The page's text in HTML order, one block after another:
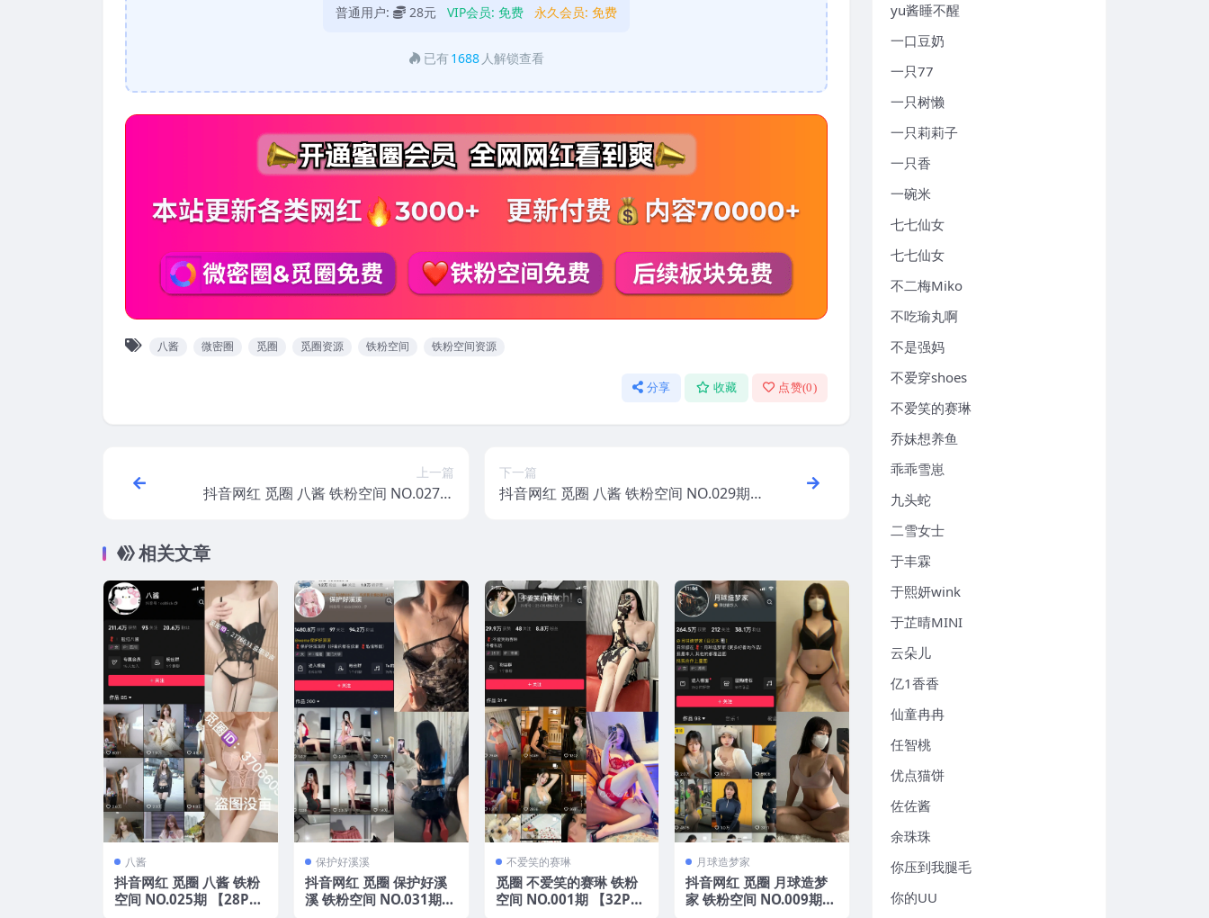
普通用户: 28元 VIP会员: 免费 永久会员: 免费
已有 1688 人解锁查看
八酱 微密圈 觅圈 觅圈资源 铁粉空间 铁粉空间资源
分享 收藏 点赞(0)
上一篇
抖音网红 觅圈 八酱 铁粉空间 NO.027期
下一篇
抖音网红 觅圈 八酱 铁粉空间 NO.029期
相关文章
八酱
抖音网红 觅圈 八酱 铁粉
空间 NO.025期 【28P19
保护好溪溪
抖音网红 觅圈 保护好溪
溪 铁粉空间 NO.031期
不爱笑的赛琳
觅圈 不爱笑的赛琳 铁粉
空间 NO.001期 【32P37
月球造梦家
抖音网红 觅圈 月球造梦
家 铁粉空间 NO.009期
yu酱睡不醒
一口豆奶
一只77
一只树懒
一只莉莉子
一只香
一碗米
七七仙女
七七仙女
不二梅Miko
不吃瑜丸啊
不是强妈
不爱穿shoes
不爱笑的赛琳
乔妹想养鱼
乖乖雪崽
九头蛇
二雪女士
于丰霖
于熙妍wink
于芷晴MINI
云朵儿
亿1香香
仙童冉冉
任智桃
优点猫饼
佐佐酱
余珠珠
你压到我腿毛
你的UU